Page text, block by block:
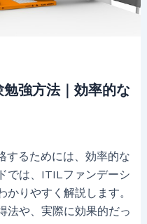
強方法｜効率的な
するためには、効率的な
では、ITILファンデーシ
りやすく解説します。
法や、実際に効果的だっ